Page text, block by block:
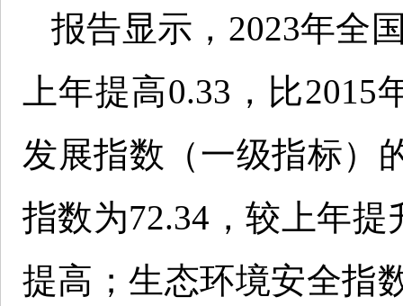
报告显示，2023年全
上年提高0.33，比
发展指数（一级指标）
指数为72.34，较上年
提高；生态环境安全指